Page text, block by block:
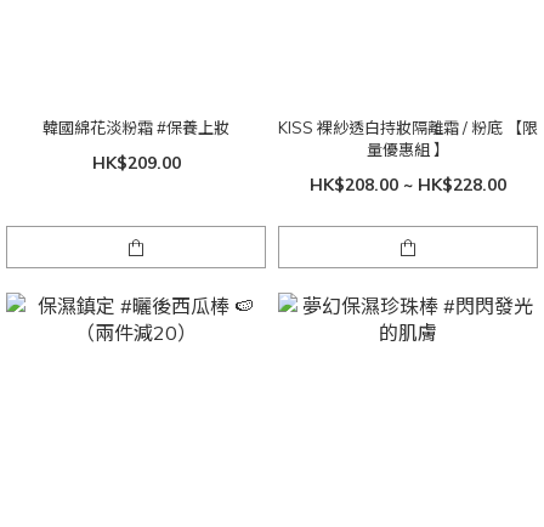
韓國綿花淡粉霜 #保養上妝
HK$209.00
KISS 裸紗透白持妝隔離霜 / 粉底 【限
量優惠組 】
HK$208.00 ~ HK$228.00